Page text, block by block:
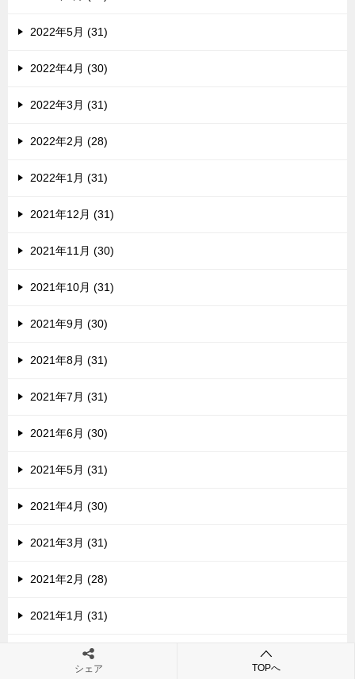
2022年5月 (31)
2022年4月 (30)
2022年3月 (31)
2022年2月 (28)
2022年1月 (31)
2021年12月 (31)
2021年11月 (30)
2021年10月 (31)
2021年9月 (30)
2021年8月 (31)
2021年7月 (31)
2021年6月 (30)
2021年5月 (31)
2021年4月 (30)
2021年3月 (31)
2021年2月 (28)
2021年1月 (31)
2020年12月 (32)
シェア TOPへ